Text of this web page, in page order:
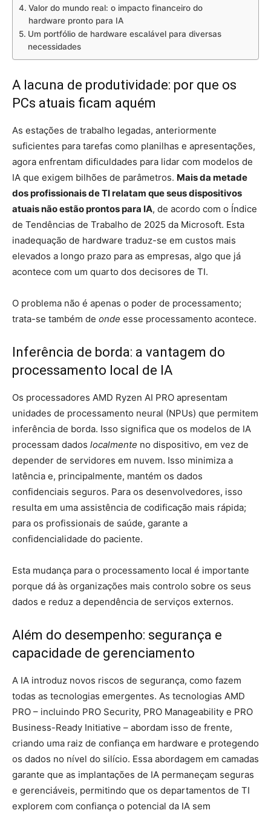
Valor do mundo real: o impacto financeiro do
hardware pronto para IA
Um portfólio de hardware escalável para diversas
necessidades
A lacuna de produtividade: por que os
PCs atuais ficam aquém
As estações de trabalho legadas, anteriormente
suficientes para tarefas como planilhas e apresentações,
agora enfrentam dificuldades para lidar com modelos de
IA que exigem bilhões de parâmetros. Mais da metade
dos profissionais de TI relatam que seus dispositivos
atuais não estão prontos para IA, de acordo com o Índice
de Tendências de Trabalho de 2025 da Microsoft. Esta
inadequação de hardware traduz-se em custos mais
elevados a longo prazo para as empresas, algo que já
acontece com um quarto dos decisores de TI.
O problema não é apenas o poder de processamento;
trata-se também de onde esse processamento acontece.
Inferência de borda: a vantagem do
processamento local de IA
Os processadores AMD Ryzen AI PRO apresentam
unidades de processamento neural (NPUs) que permitem
inferência de borda. Isso significa que os modelos de IA
processam dados localmente no dispositivo, em vez de
depender de servidores em nuvem. Isso minimiza a
latência e, principalmente, mantém os dados
confidenciais seguros. Para os desenvolvedores, isso
resulta em uma assistência de codificação mais rápida;
para os profissionais de saúde, garante a
confidencialidade do paciente.
Esta mudança para o processamento local é importante
porque dá às organizações mais controlo sobre os seus
dados e reduz a dependência de serviços externos.
Além do desempenho: segurança e
capacidade de gerenciamento
A IA introduz novos riscos de segurança, como fazem
todas as tecnologias emergentes. As tecnologias AMD
PRO – incluindo PRO Security, PRO Manageability e PRO
Business-Ready Initiative – abordam isso de frente,
criando uma raiz de confiança em hardware e protegendo
os dados no nível do silício. Essa abordagem em camadas
garante que as implantações de IA permaneçam seguras
e gerenciáveis, permitindo que os departamentos de TI
explorem com confiança o potencial da IA ​​sem